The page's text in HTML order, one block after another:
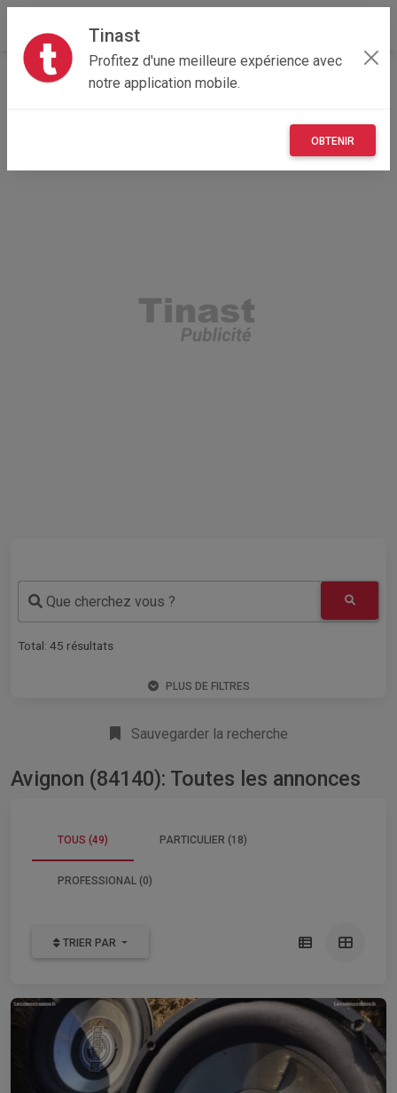
Tinast
Profitez d'une meilleure expérience avec
notre application mobile.
OBTENIR
Accueil Recherche
Provence-Alpes-Côte d'Azur
Que cherchez vous ?
Total: 45 résultats
PLUS DE FILTRES
Sauvegarder la recherche
Avignon (84140): Toutes les annonces
TOUS (49) PARTICULIER (18)
PROFESSIONAL (0)
TRIER PAR